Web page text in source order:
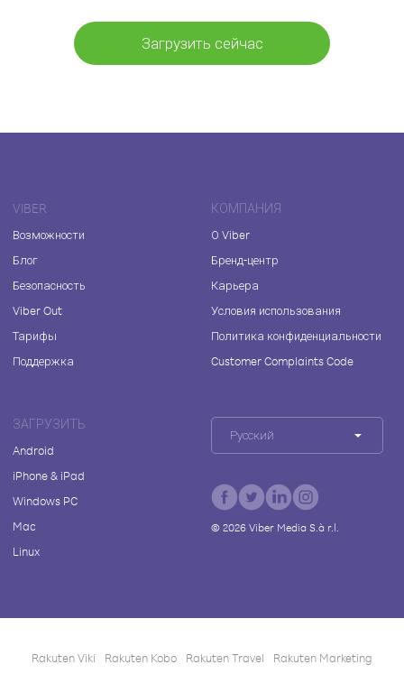
Загрузить сейчас
VIBER
Возможности
Блог
Безопасность
Viber Out
Тарифы
Поддержка
КОМПАНИЯ
О Viber
Бренд-центр
Карьера
Условия использования
Политика конфиденциальности
Customer Complaints Code
ЗАГРУЗИТЬ
Android
iPhone & iPad
Windows PC
Mac
Linux
Русский
© 2026Viber Media S.à r.l.
Rakuten Viki Rakuten Kobo Rakuten Travel Rakuten Marketing